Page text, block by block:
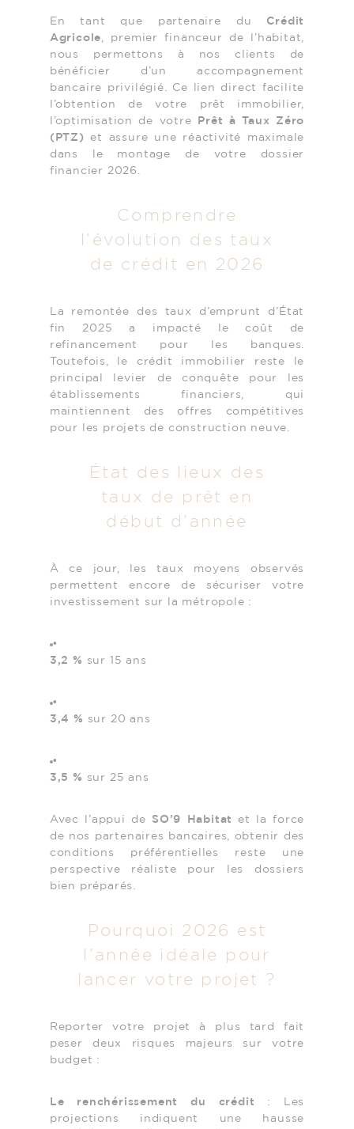
En tant que partenaire du Crédit
Agricole , premier financeur de l’habitat,
nous permettons à nos clients de
bénéficier d’un accompagnement
bancaire privilégié. Ce lien direct facilite
l’obtention de votre prêt immobilier,
l’optimisation de votre
Prêt à Taux Zéro
(PTZ) et assure une réactivité maximale
dans le montage de votre dossier
financier 2026.
Comprendre
l’évolution des taux
de crédit en 2026
La remontée des taux d’emprunt d’État
fin 2025 a impacté le coût de
refinancement pour les banques.
Toutefois, le crédit immobilier reste le
principal levier de conquête pour les
établissements financiers, qui
maintiennent des offres compétitives
pour les projets de construction neuve.
État des lieux des
taux de prêt en
début d’année
À ce jour, les taux moyens observés
permettent encore de sécuriser votre
investissement sur la métropole :
3,2 % sur 15 ans
3,4 % sur 20 ans
3,5 % sur 25 ans
Avec l’appui de SO’9 Habitat
et la force
de nos partenaires bancaires, obtenir des
conditions préférentielles reste une
perspective réaliste pour les dossiers
bien préparés.
Pourquoi 2026 est
l’année idéale pour
lancer votre projet ?
Reporter votre projet à plus tard fait
peser deux risques majeurs sur votre
budget :
Le renchérissement du crédit
: Les
projections indiquent une hausse